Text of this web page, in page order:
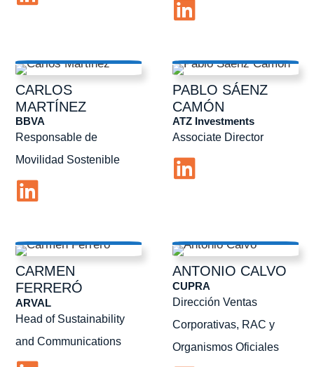
CARLOS
MARTÍNEZ
Responsable de
Movilidad Sostenible
BBVA
PABLO SÁENZ
CAMÓN
Associate Director
ATZ Investments
CARMEN
FERRERÓ
Head of Sustainability
and Communications
ARVAL
ANTONIO CALVO
Dirección Ventas
Corporativas, RAC y
Organismos Oficiales
CUPRA